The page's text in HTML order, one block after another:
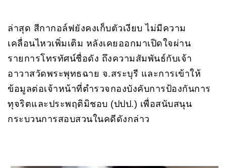
ล่าสุด สีกากอล์ฟยังคงเก็บตัวเงียบ ไม่มีความ
เคลื่อนไหวเพิ่มเติม หลังเคยออกมาเปิดใจผ่าน
รายการโทรทัศน์ชื่อดัง ถึงความสัมพันธ์กับเจ้า
อาวาสวัดพระพุทธฉาย จ.สระบุรี และการเข้าให้
ข้อมูลต่อเจ้าหน้าที่ตำรวจกองบังคับการป้องกันการ
ทุจริตและประพฤติมิชอบ (ปปป.) เพื่อสนับสนุน
กระบวนการสอบสวนในคดีดังกล่าว